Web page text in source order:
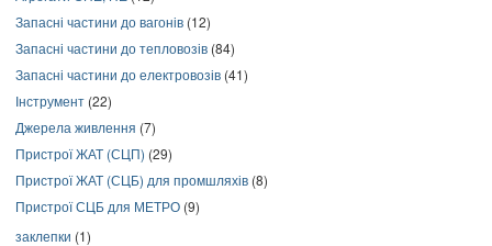
Запасні частини до вагонів (12)
Запасні частини до тепловозів (84)
Запасні частини до електровозів (41)
Інструмент (22)
Джерела живлення (7)
Пристрої ЖАТ (СЦП) (29)
Пристрої ЖАТ (СЦБ) для промшляхів (8)
Пристрої СЦБ для МЕТРО (9)
заклепки (1)